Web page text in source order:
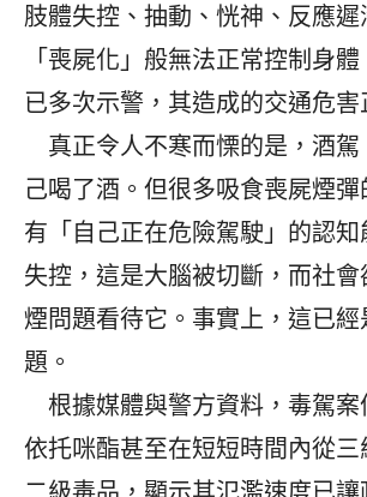
肢體失控、抽動、恍神、反應遲
「喪屍化」般無法正常控制身
已多次示警，其造成的交通危害
真正令人不寒而慄的是，酒駕
己喝了酒。但很多吸食喪屍煙彈
有「自己正在危險駕駛」的認
失控，這是大腦被切斷，而社
煙問題看待它。事實上，這已經
題。
根據媒體與警方資料，毒駕案
依托咪酯甚至在短短時間內從